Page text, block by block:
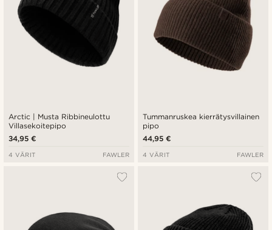
Arctic | Musta Ribbineulottu
Villasekoitepipo
34,95 €
4 VÄRIT FAWLER
Tummanruskea kierrätysvillainen
pipo
44,95 €
4 VÄRIT FAWLER